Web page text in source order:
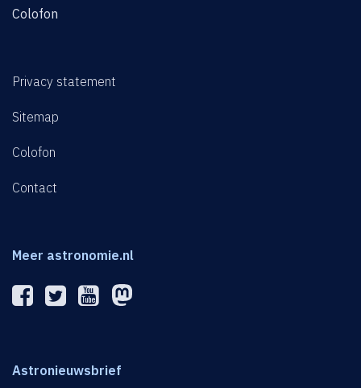
Colofon
Privacy statement
Sitemap
Colofon
Contact
Meer astronomie.nl
Astronieuwsbrief